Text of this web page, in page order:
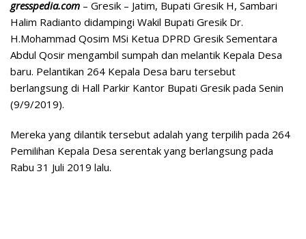
gresspedia.com – Gresik – Jatim, Bupati Gresik H, Sambari
Halim Radianto didampingi Wakil Bupati Gresik Dr.
H.Mohammad Qosim MSi Ketua DPRD Gresik Sementara
Abdul Qosir mengambil sumpah dan melantik Kepala Desa
baru. Pelantikan 264 Kepala Desa baru tersebut
berlangsung di Hall Parkir Kantor Bupati Gresik pada Senin
(9/9/2019).
Mereka yang dilantik tersebut adalah yang terpilih pada 264
Pemilihan Kepala Desa serentak yang berlangsung pada
Rabu 31 Juli 2019 lalu.